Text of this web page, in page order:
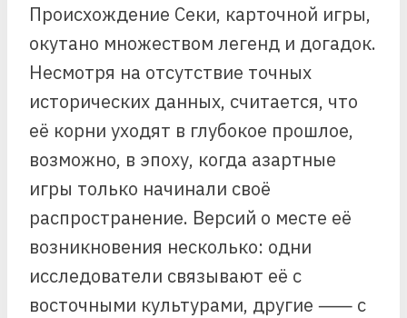
Происхождение Секи, карточной игры,
окутано множеством легенд и догадок.
Несмотря на отсутствие точных
исторических данных, считается, что
её корни уходят в глубокое прошлое,
возможно, в эпоху, когда азартные
игры только начинали своё
распространение. Версий о месте её
возникновения несколько: одни
исследователи связывают её с
восточными культурами, другие ⸺ с